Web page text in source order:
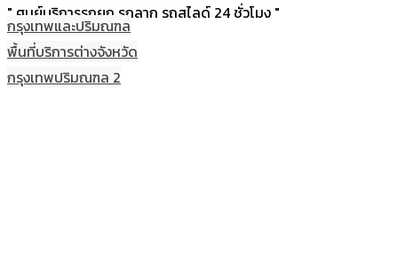
" ศูนย์บริการรถยก รถลาก รถสไลด์ 24 ชั่วโมง "
กรุงเทพและปริมณฑล
พื้นที่บริการต่างจังหวัด
กรุงเทพปริมณฑล 2